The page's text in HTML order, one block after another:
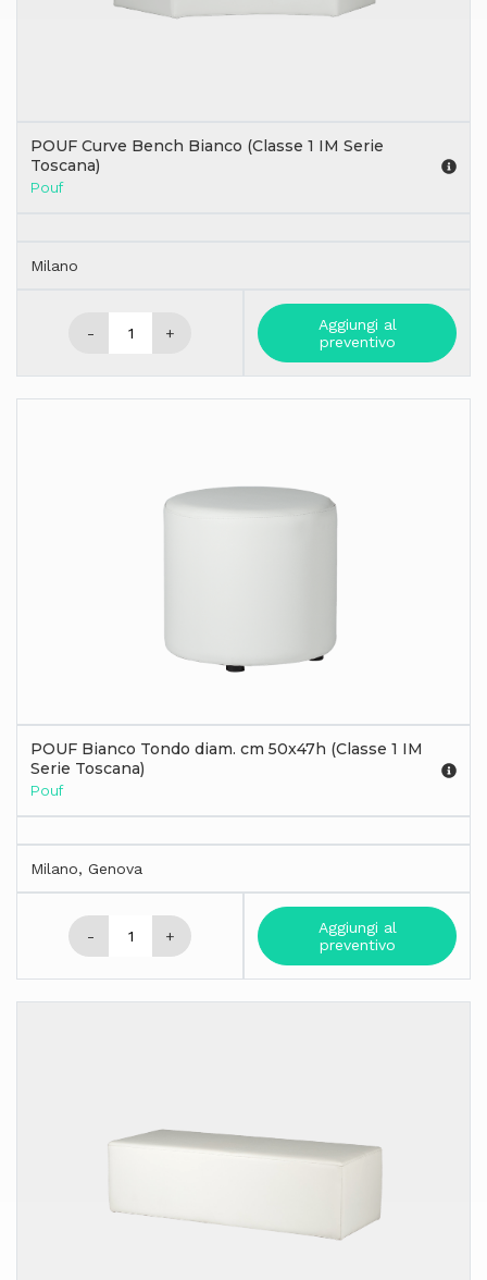
POUF Curve Bench Bianco (Classe 1 IM Serie
Toscana)
Pouf
Milano
- +
Aggiungi al
preventivo
POUF Bianco Tondo diam. cm 50x47h (Classe 1 IM
Serie Toscana)
Pouf
Milano, Genova
- +
Aggiungi al
preventivo